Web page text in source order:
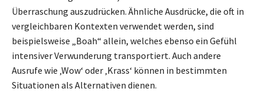
Überraschung auszudrücken. Ähnliche Ausdrücke, die oft in
vergleichbaren Kontexten verwendet werden, sind
beispielsweise „Boah“ allein, welches ebenso ein Gefühl
intensiver Verwunderung transportiert. Auch andere
Ausrufe wie ‚Wow‘ oder ‚Krass‘ können in bestimmten
Situationen als Alternativen dienen.